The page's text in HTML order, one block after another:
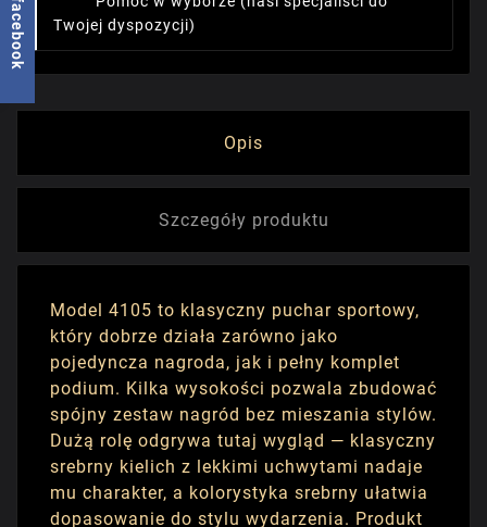
Twojej dyspozycji)
Opis
Szczegóły produktu
Model 4105 to klasyczny puchar sportowy,
który dobrze działa zarówno jako
pojedyncza nagroda, jak i pełny komplet
podium. Kilka wysokości pozwala zbudować
spójny zestaw nagród bez mieszania stylów.
Dużą rolę odgrywa tutaj wygląd — klasyczny
srebrny kielich z lekkimi uchwytami nadaje
mu charakter, a kolorystyka srebrny ułatwia
dopasowanie do stylu wydarzenia. Produkt
facebook